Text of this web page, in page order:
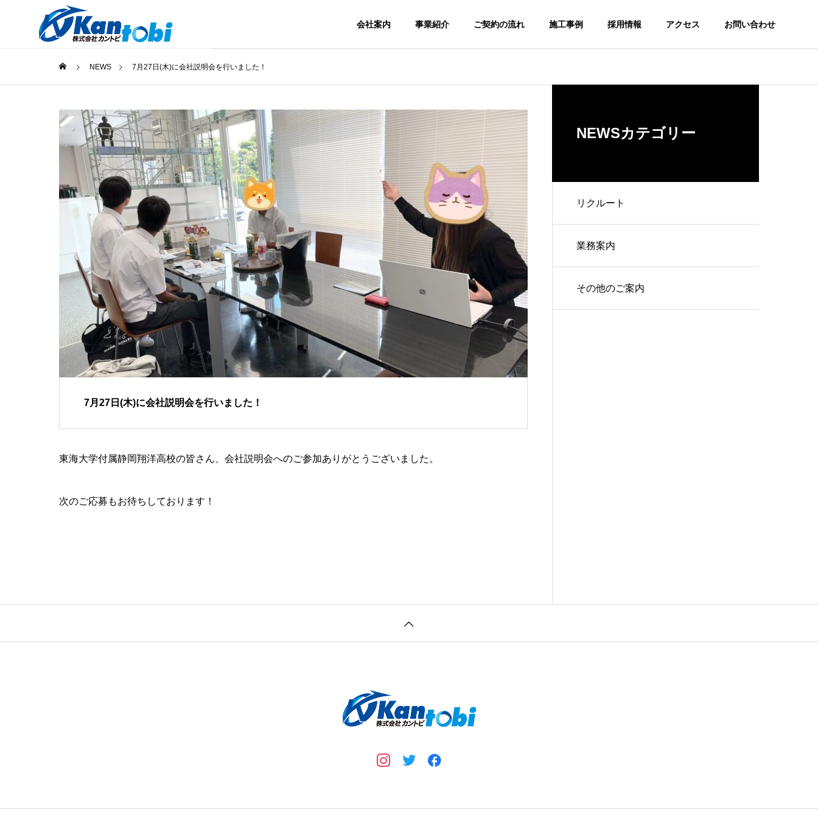
会社案内 事業紹介 ご契約の流れ 施工事例 採用情報 アクセス お問い合わせ
NEWS 7月27日(木)に会社説明会を行いました！
7月27日(木)に会社説明会を行いました！
東海大学付属静岡翔洋高校の皆さん、会社説明会へのご参加ありがとうございました。
次のご応募もお待ちしております！
NEWSカテゴリー
リクルート
業務案内
その他のご案内